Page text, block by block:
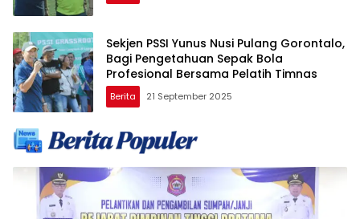
Sekjen PSSI Yunus Nusi Pulang Gorontalo,
Bagi Pengetahuan Sepak Bola
Profesional Bersama Pelatih Timnas
Berita 21 September 2025